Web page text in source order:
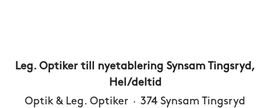
Leg. Optiker till nyetablering Synsam Tingsryd,
Hel/deltid
Optik & Leg. Optiker · 374 Synsam Tingsryd